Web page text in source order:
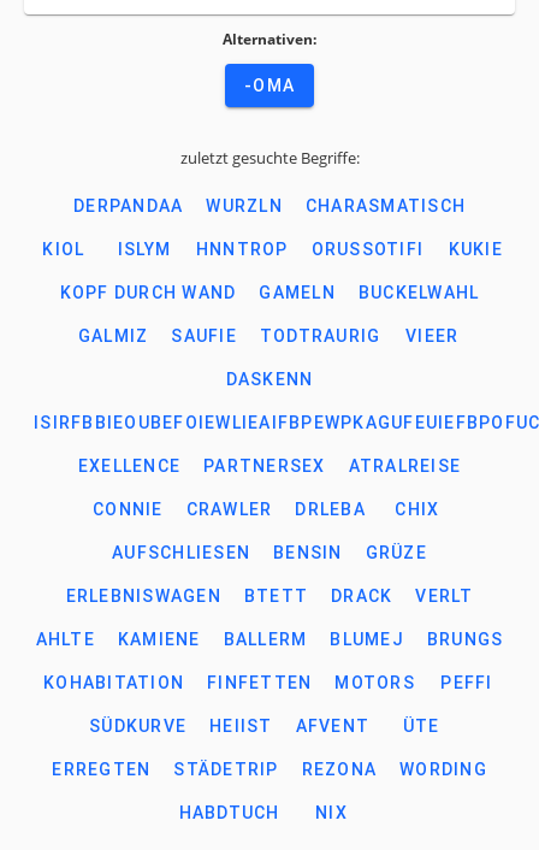
Alternativen:
-OMA
zuletzt gesuchte Begriffe:
DERPANDAA WURZLN CHARASMATISCH
KIOL ISLYM HNNTROP ORUSSOTIFI KUKIE
KOPF DURCH WAND GAMELN BUCKELWAHL
GALMIZ SAUFIE TODTRAURIG VIEER
DASKENN
EXELLENCE PARTNERSEX ATRALREISE
CONNIE CRAWLER DRLEBA CHIX
AUFSCHLIESEN BENSIN GRÜZE
ERLEBNISWAGEN BTETT DRACK VERLT
AHLTE KAMIENE BALLERM BLUMEJ BRUNGS
KOHABITATION FINFETTEN MOTORS PEFFI
SÜDKURVE HEIIST AFVENT ÜTE
ERREGTEN STÄDETRIP REZONA WORDING
HABDTUCH NIX